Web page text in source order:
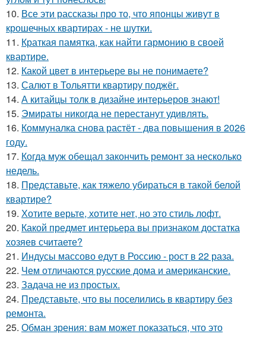
10. Все эти рассказы про то, что японцы живут в
крошечных квартирах - не шутки.
11. Краткая памятка, как найти гармонию в своей
квартире.
12. Какой цвет в интерьере вы не понимаете?
13. Салют в Тольятти квартиру поджёг.
14. А китайцы толк в дизайне интерьеров знают!
15. Эмираты никогда не перестанут удивлять.
16. Коммуналка снова растёт - два повышения в 2026
году.
17. Когда муж обещал закончить ремонт за несколько
недель.
18. Представьте, как тяжело убираться в такой белой
квартире?
19. Хотите верьте, хотите нет, но это стиль лофт.
20. Какой предмет интерьера вы признаком достатка
хозяев считаете?
21. Индусы массово едут в Россию - рост в 22 раза.
22. Чем отличаются русские дома и американские.
23. Задача не из простых.
24. Представьте, что вы поселились в квартиру без
ремонта.
25. Обман зрения: вам может показаться, что это